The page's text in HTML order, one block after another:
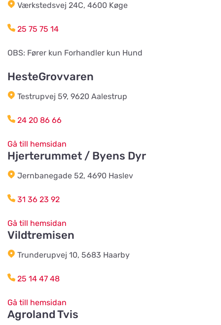
Sjösås Kruthuset
Nygatan 16B
Frestensfällevägen 64
Åkerängstavägen 2
Lunnvägen 7
Djurhuset i Mariefred
AB Hjalmar Möller
Værkstedsvej 24C, 4600 Køge
25 75 75 14
OBS: Fører kun Forhandler kun Hund
HesteGrovvaren
Testrupvej 59, 9620 Aalestrup
24 20 86 66
Gå till hemsidan
Hjerterummet / Byens Dyr
Jernbanegade 52, 4690 Haslev
31 36 23 92
Gå till hemsidan
Vildtremisen
Trunderupvej 10, 5683 Haarby
25 14 47 48
Gå till hemsidan
Agroland Tvis